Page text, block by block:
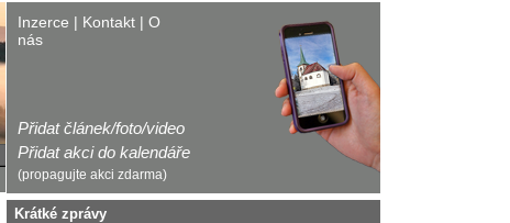
Inzerce | Kontakt | O
nás
Přidat článek/foto/video
Přidat akci do kalendáře
(propagujte akci zdarma)
Krátké zprávy